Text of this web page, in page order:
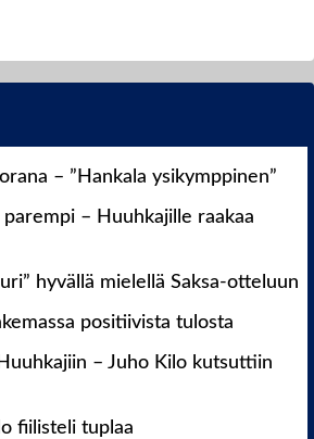
– ”Hankala ysikymppinen”
parempi – Huuhkajille raakaa
hyvällä mielellä Saksa-otteluun
positiivista tulosta
– Juho Kilo kutsuttiin
fiilisteli tuplaa